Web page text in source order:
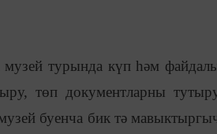
турында күп һәм
төп документларны
буенча бик тә